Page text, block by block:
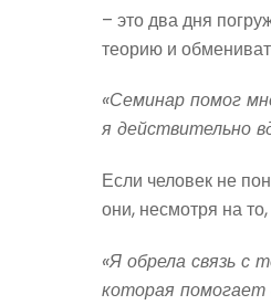
– это два дня
теорию и
«Семинар помог
я действительно
Если человек не
они, несмотря на
«Я обрела связь с
которая